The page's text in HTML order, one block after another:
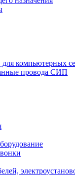
компьютерных
провода СИП